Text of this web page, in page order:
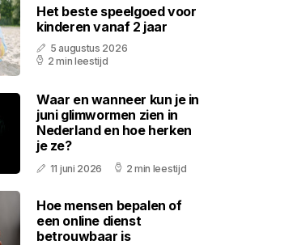
Het beste speelgoed voor
kinderen vanaf 2 jaar
5 augustus 2026
2 min leestijd
Waar en wanneer kun je in
juni glimwormen zien in
Nederland en hoe herken
je ze?
11 juni 2026 2 min leestijd
Hoe mensen bepalen of
een online dienst
betrouwbaar is